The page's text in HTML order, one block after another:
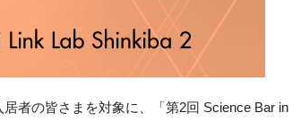
者の皆さまを対象に、「第2回 Science Bar in